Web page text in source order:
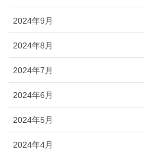
2024年9月
2024年8月
2024年7月
2024年6月
2024年5月
2024年4月